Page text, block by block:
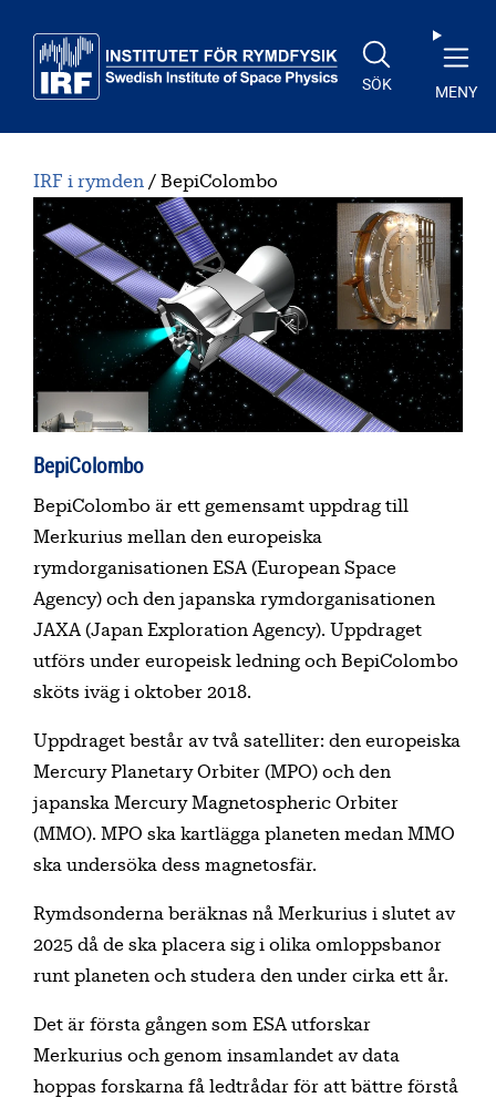
SÖK MENY
IRF i rymden BepiColombo
BepiColombo
BepiColombo är ett gemensamt uppdrag till
Merkurius mellan den europeiska
rymdorganisationen ESA (European Space
Agency) och den japanska rymdorganisationen
JAXA (Japan Exploration Agency). Uppdraget
utförs under europeisk ledning och BepiColombo
sköts iväg i oktober 2018.
Uppdraget består av två satelliter: den europeiska
Mercury Planetary Orbiter (MPO) och den
japanska Mercury Magnetospheric Orbiter
(MMO). MPO ska kartlägga planeten medan MMO
ska undersöka dess magnetosfär.
Rymdsonderna beräknas nå Merkurius i slutet av
2025 då de ska placera sig i olika omloppsbanor
runt planeten och studera den under cirka ett år.
Det är första gången som ESA utforskar
Merkurius och genom insamlandet av data
hoppas forskarna få ledtrådar för att bättre förstå